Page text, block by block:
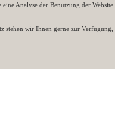
eine Analyse der Benutzung der
stehen wir Ihnen gerne zur